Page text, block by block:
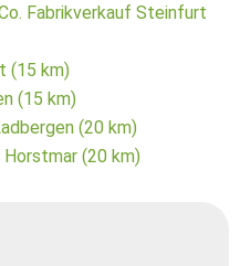
Fabrikverkauf Steinfurt
(15 km)
(15 km)
(20 km)
(20 km)